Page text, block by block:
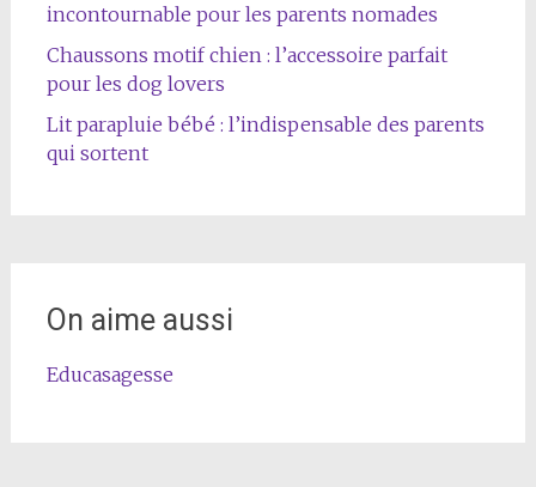
incontournable pour les parents nomades
Chaussons motif chien : l’accessoire parfait
pour les dog lovers
Lit parapluie bébé : l’indispensable des parents
qui sortent
On aime aussi
Educasagesse